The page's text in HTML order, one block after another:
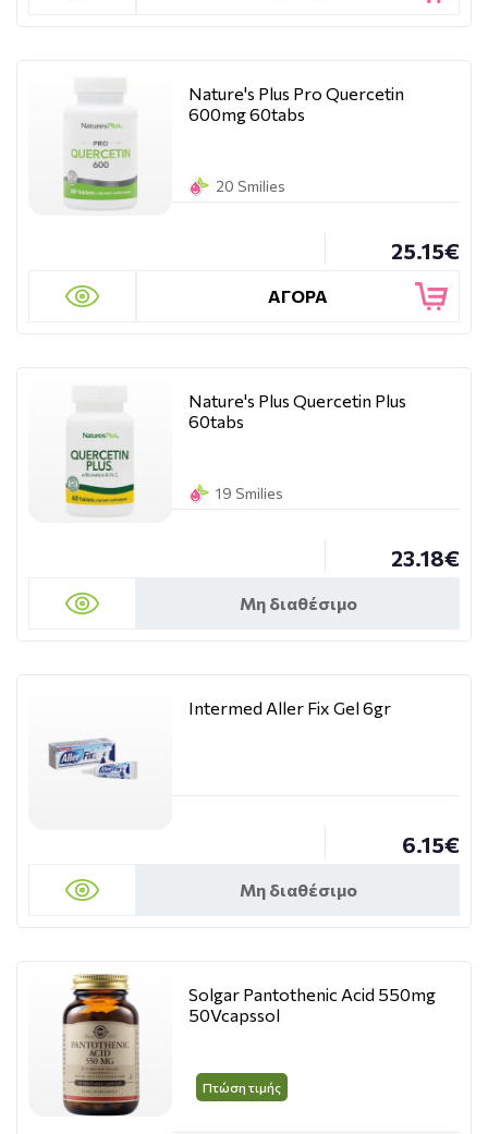
Nature's Plus Pro Quercetin
600mg 60tabs
20 Smilies
25.15€
ΑΓΟΡΑ
Nature's Plus Quercetin Plus
60tabs
19 Smilies
23.18€
Μη διαθέσιμο
Intermed Aller Fix Gel 6gr
6.15€
Μη διαθέσιμο
Solgar Pantothenic Acid 550mg
50Vcapssol
Πτώση τιμής